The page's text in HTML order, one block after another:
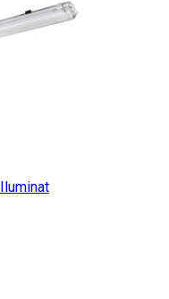
Iluminat